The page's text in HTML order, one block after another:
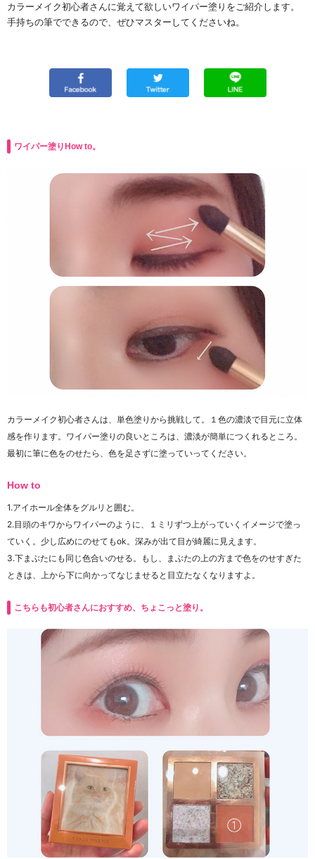
カラーメイク初心者さんに覚えて欲しいワイパー塗りをご紹介します。
手持ちの筆でできるので、ぜひマスターしてくださいね。
ワイパー塗りHow to。
カラーメイク初心者さんは、単色塗りから挑戦して。１色の濃淡で目元に立体
感を作ります。ワイパー塗りの良いところは、濃淡が簡単につくれるところ。
最初に筆に色をのせたら、色を足さずに塗っていってください。
How to
1.アイホール全体をグルリと囲む。
2.目頭のキワからワイパーのように、１ミリずつ上がっていくイメージで塗っ
ていく。少し広めにのせてもok。深みが出て目が綺麗に見えます。
3.下まぶたにも同じ色合いのせる。もし、まぶたの上の方まで色をのせすぎた
ときは、上から下に向かってなじませると目立たなくなりますよ。
こちらも初心者さんにおすすめ、ちょこっと塗り。